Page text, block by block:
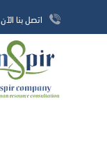
اتصل بنا الآن